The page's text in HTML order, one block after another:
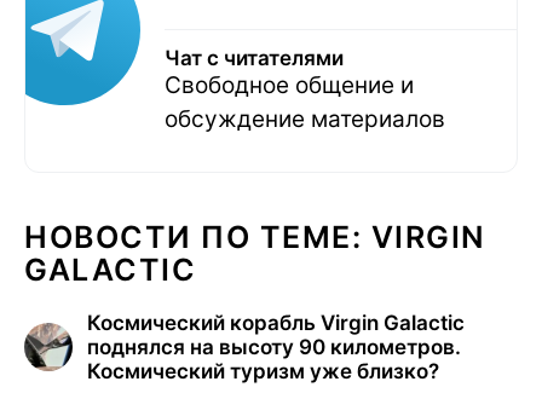
Чат с читателями
Свободное общение и
обсуждение материалов
НОВОСТИ ПО ТЕМЕ: VIRGIN
GALACTIC
Космический корабль Virgin Galactic
поднялся на высоту 90 километров.
Космический туризм уже близко?